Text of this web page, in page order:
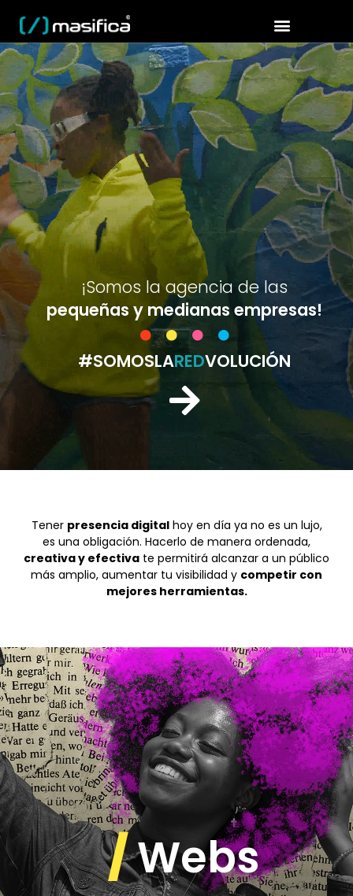
¡Somos la agencia de las
pequeñas y medianas empresas!
#SOMOSLAREDVOLUCIÓN
Tener presencia digitalhoy en día ya no es un lujo,
es una obligación. Hacerlo de manera ordenada,
creativa y efectiva te permitirá alcanzar a un público
más amplio, aumentar tu visibilidad y competir con
mejores herramientas.
/Webs